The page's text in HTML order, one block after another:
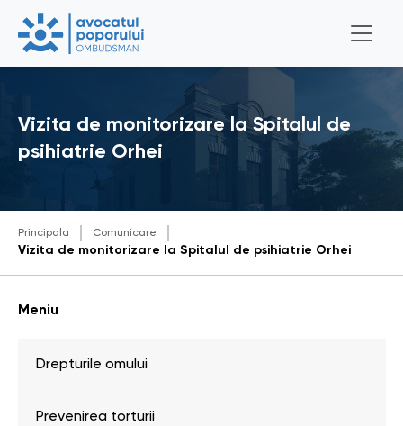
Vizita de monitorizare la Spitalul de
psihiatrie Orhei
Principala Comunicare
Vizita de monitorizare la Spitalul de psihiatrie Orhei
Meniu
Drepturile omului
Prevenirea torturii